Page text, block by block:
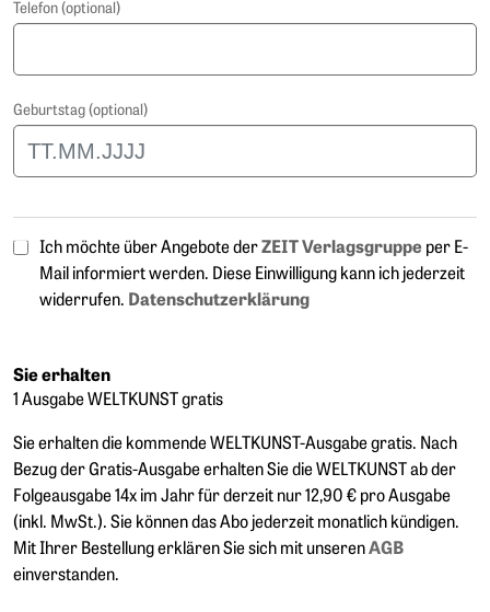
Telefon (optional)
Geburtstag (optional)
Ich möchte über Angebote derZEIT Verlagsgruppe per E-
Mail informiert werden. Diese Einwilligung kann ich jederzeit
widerrufen. Datenschutzerklärung
Sie erhalten
1 Ausgabe WELTKUNST gratis
Sie erhalten die kommende WELTKUNST-Ausgabe gratis. Nach
Bezug der Gratis-Ausgabe erhalten Sie die WELTKUNST ab der
Folgeausgabe 14x im Jahr für derzeit nur 12,90 € pro Ausgabe
(inkl. MwSt.). Sie können das Abo jederzeit monatlich kündigen.
Mit Ihrer Bestellung erklären Sie sich mit unserenAGB
einverstanden.